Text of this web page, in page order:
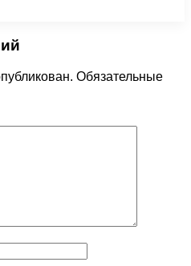
Обязательные